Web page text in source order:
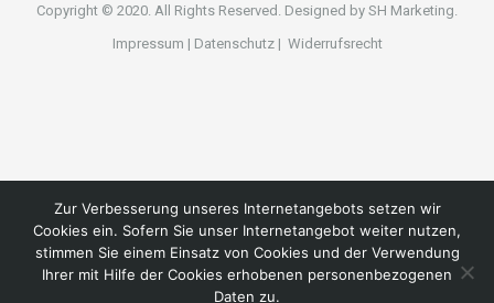
Copyright © 2020. All Rights Reserved. Designed by SH Marketing.
Impressum | Datenschutz| Widerrufsrecht
Zur Verbesserung unseres Internetangebots setzen wir
Cookies ein. Sofern Sie unser Internetangebot weiter nutzen,
stimmen Sie einem Einsatz von Cookies und der Verwendung
Ihrer mit Hilfe der Cookies erhobenen personenbezogenen
Daten zu.